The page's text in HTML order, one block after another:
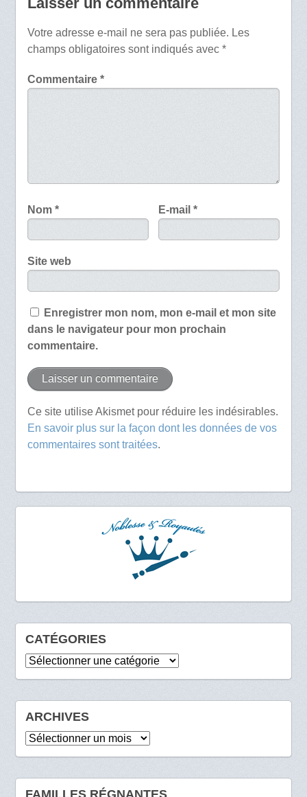
Votre adresse e-mail ne sera pas publiée. Les
champs obligatoires sont indiqués avec *
Commentaire *
Nom * E-mail*
Site web
Enregistrer mon nom, mon e-mail et mon site
dans le navigateur pour mon prochain
commentaire.
Ce site utilise Akismet pour réduire les indésirables.
En savoir plus sur la façon dont les données de vos
commentaires sont traitées.
CATÉGORIES
Catégories
ARCHIVES
Archives
FAMILLES RÉGNANTES